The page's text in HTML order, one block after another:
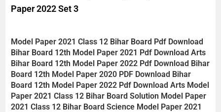
Paper 2022 Set 3
Model Paper 2021 Class 12 Bihar Board Pdf Download
Bihar Board 12th Model Paper 2021 Pdf Download Arts
Bihar Board 12th Model Paper 2022 Pdf Download Bihar
Board 12th Model Paper 2020 PDF Download Bihar
Board 12th Model Paper 2022 Pdf Download Arts Model
Paper 2021 Class 12 Bihar Board Solution Model Paper
2021 Class 12 Bihar Board Science Model Paper 2021